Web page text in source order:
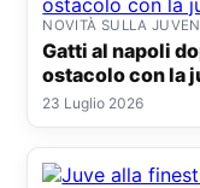
NOVITÀ SULLA
Gatti al napoli dopo l’infortunio di buongiorno:
ostacolo con la
23 Luglio 2026